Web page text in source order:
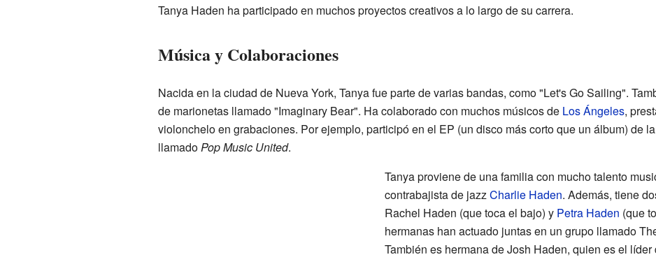
Tanya Haden ha participado en muchos proyectos creativos a lo largo de su carrera.
Música y Colaboraciones
Nacida en la ciudad de Nueva York, Tanya fue parte de varias bandas, como "Let's Go Sailing".
de marionetas llamado "Imaginary Bear". Ha colaborado con muchos músicos de Los Ángeles,
violonchelo en grabaciones. Por ejemplo, participó en el EP (un disco más corto que un álbum) de
llamadoPop Music United.
Tanya proviene de una familia con mucho talento
contrabajista de jazzCharlie Haden. Además, tiene
Rachel Haden (que toca el bajo) y Petra Haden (que
hermanas han actuado juntas en un grupo llamado
También es hermana de Josh Haden, quien es el